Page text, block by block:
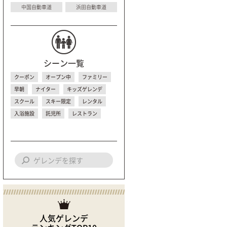
中国自動車道 浜田自動車道
シーン一覧
クーポン オープン中
ファミリー
早朝
ナイター
キッズゲレンデ
スクール
スキー限定
レンタル
入浴施設
託児所 レストラン
人気ゲレンデ